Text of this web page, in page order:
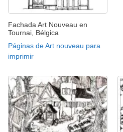
Fachada Art Nouveau en
Tournai, Bélgica
Páginas de Art nouveau para
imprimir